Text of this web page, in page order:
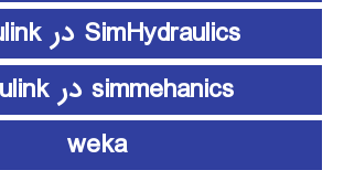
SimHydraulics در simulink
simmehanics در simulink
weka